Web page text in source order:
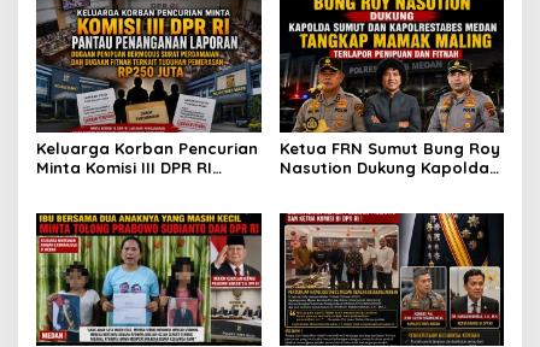
dan Rasa Kecewa
Lambatnya Penanganan
Pekara di Polrestabes
Medan
Jadi Tersangka Berharap
Perhatian Presiden
Prabowo
Keluarga Korban Pencurian
Minta Komisi III DPR RI
Bermodus Surat
Perdamaian dan Dugaan
Fitnah Terkait Tuduhan
Pemerasan Rp250 Juta
Ketua FRN Sumut Bung Roy
Nasution Dukung Kapolda
Kasus Dugaan Penipuan
dan Fitnah